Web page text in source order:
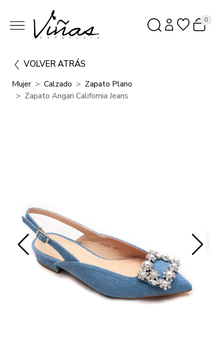
0
VOLVER ATRÁS
Mujer Calzado
Zapato Plano
Zapato Angari California Jeans